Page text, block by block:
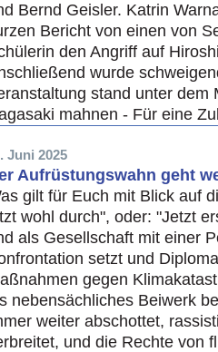
Bernd Geisler. Katrin
Bericht von einen von
den Angriff auf
wurde
stand unter dem
mahnen - Für eine
Juni 2025
Aufrüstungswahn geht
gilt für Euch mit Blick auf
wohl durch", oder: "Jetzt
als Gesellschaft mit einer
setzt und
gegen
nebensächliches Beiwerk
weiter abschottet,
und die Rechte von